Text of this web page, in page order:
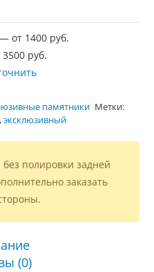
от 1400 руб.
руб.
памятники Метки:
,эксклюзивный
полировки задней
заказать
(0)